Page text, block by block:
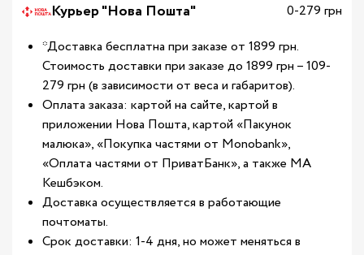
Курьер "Нова Пошта"
0-279 грн
*Доставка бесплатна при заказе от 1899 грн.
Стоимость доставки при заказе до 1899 грн – 109-
279 грн (в зависимости от веса и габаритов).
Оплата заказа: картой на сайте, картой в
приложении Нова Пошта, картой «Пакунок
малюка», «Покупка частями от Monobank»,
«Оплата частями от ПриватБанк», а также МА
Кешбэком.
Доставка осуществляется в работающие
почтоматы.
Срок доставки: 1-4 дня, но может меняться в